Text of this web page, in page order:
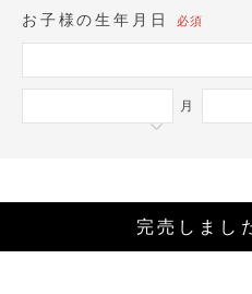
お子様の生年月日 必須
月
完売しまし